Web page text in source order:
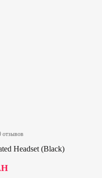
отзывов
Headset (Black)